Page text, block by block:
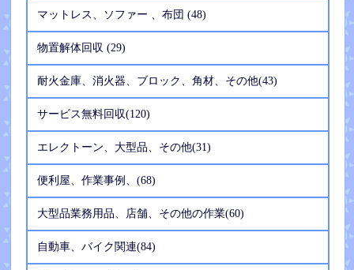
マットレス、ソファー 、布団 (48)
物置解体回収 (29)
耐火金庫、消火器、ブロック、角材、その他(43)
サービス無料回収(120)
エレクトーン、大型品、その他(31)
便利屋、作業事例、(68)
大型品業務用品、店舗、その他の作業(60)
自動車、バイク関連(84)